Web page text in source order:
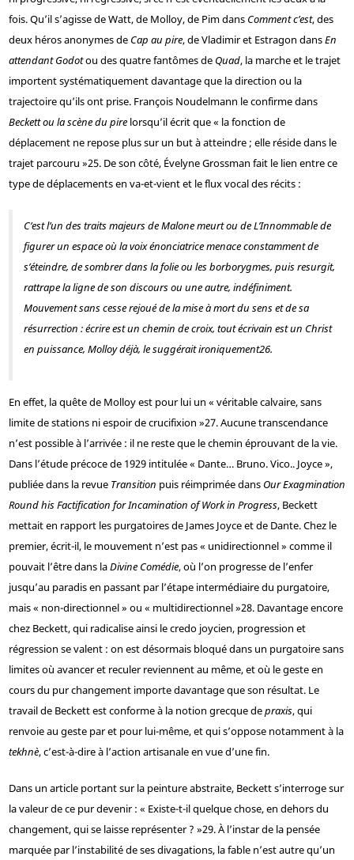
fois. Qu’il s’agisse de Watt, de Molloy, de Pim dans Comment c’est, des
deux héros anonymes de Cap au pire, de Vladimir et Estragon dansEn
attendant Godotou des quatre fantômes de Quad, la marche et le trajet
importent systématiquement davantage que la direction ou la
trajectoire qu’ils ont prise. François Noudelmann le confirme dans
Beckett ou la scène du pirelorsqu’il écrit que « la fonction de
déplacement ne repose plus sur un but à atteindre ; elle réside dans le
trajet parcouru »25. De son côté, Évelyne Grossman fait le lien entre ce
type de déplacements en va-et-vient et le flux vocal des récits :
C’est l’un des traits majeurs deMalone meurtou deL’Innommablede
figurer un espace où la voix énonciatrice menace constamment de
s’éteindre, de sombrer dans la folie ou les borborygmes, puis resurgit,
rattrape la ligne de son discours ou une autre, indéfiniment.
Mouvement sans cesse rejoué de la mise à mort du sens et de sa
résurrection : écrire est un chemin de croix, tout écrivain est un Christ
en puissance, Molloy déjà, le suggérait ironiquement26.
En effet, la quête de Molloy est pour lui un « véritable calvaire, sans
limite de stations ni espoir de crucifixion »27. Aucune transcendance
n’est possible à l’arrivée : il ne reste que le chemin éprouvant de la vie.
Dans l’étude précoce de 1929 intitulée « Dante… Bruno. Vico.. Joyce »,
publiée dans la revue Transition puis réimprimée dans Our Exagmination
Round his Factification for Incamination of Work in Progress, Beckett
mettait en rapport les purgatoires de James Joyce et de Dante. Chez le
premier, écrit-il, le mouvement n’est pas « unidirectionnel » comme il
pouvait l’être dans laDivine Comédie, où l’on progresse de l’enfer
jusqu’au paradis en passant par l’étape intermédiaire du purgatoire,
mais « non-directionnel » ou « multidirectionnel »28. Davantage encore
chez Beckett, qui radicalise ainsi le credo joycien, progression et
régression se valent : on est désormais bloqué dans un purgatoire sans
limites où avancer et reculer reviennent au même, et où le geste en
cours du pur changement importe davantage que son résultat. Le
travail de Beckett est conforme à la notion grecque depraxis, qui
renvoie au geste par et pour lui-même, et qui s’oppose notamment à la
tekhnè, c’est-à-dire à l’action artisanale en vue d’une fin.
Dans un article portant sur la peinture abstraite, Beckett s’interroge sur
la valeur de ce pur devenir : « Existe-t-il quelque chose, en dehors du
changement, qui se laisse représenter ? »29. À l’instar de la pensée
marquée par l’instabilité de ses divagations, la fable n’est autre qu’un